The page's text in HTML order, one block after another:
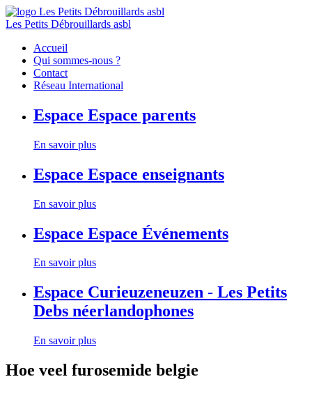
Les Petits Débrouillards asbl
Accueil
Qui sommes-nous ?
Contact
Réseau International
Espace Espace parents
En savoir plus
Espace Espace enseignants
En savoir plus
Espace Espace Événements
En savoir plus
Espace Curieuzeneuzen - Les Petits
Debs néerlandophones
En savoir plus
Hoe veel furosemide belgie